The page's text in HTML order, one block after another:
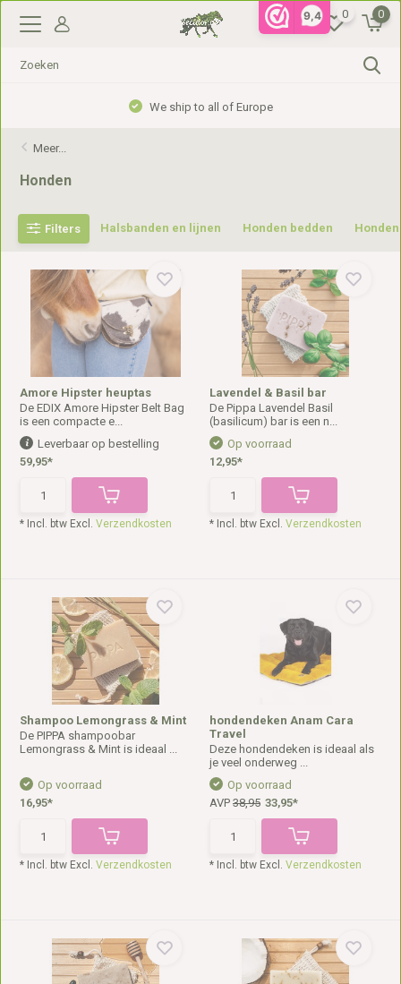
9,4 0 0
We ship to all of Europe
Meer...
Honden
Filters Halsbanden en lijnen Honden bedden
Amore Hipster heuptas
De EDIX Amore Hipster Belt Bag
is een compacte e...
Leverbaar op bestelling
59,95*
* Incl. btw Excl.Verzendkosten
Lavendel & Basil bar
De Pippa Lavendel Basil
(basilicum) bar is een n...
Op voorraad
12,95*
* Incl. btw Excl. Verzendkosten
Shampoo Lemongrass & Mint
De PIPPA shampoobar
Lemongrass & Mint is ideaal ...
Op voorraad
16,95*
* Incl. btw Excl.Verzendkosten
hondendeken Anam Cara
Travel
Deze hondendeken is ideaal als
je veel onderweg ...
Op voorraad
AVP 38,95 33,95*
* Incl. btw Excl. Verzendkosten